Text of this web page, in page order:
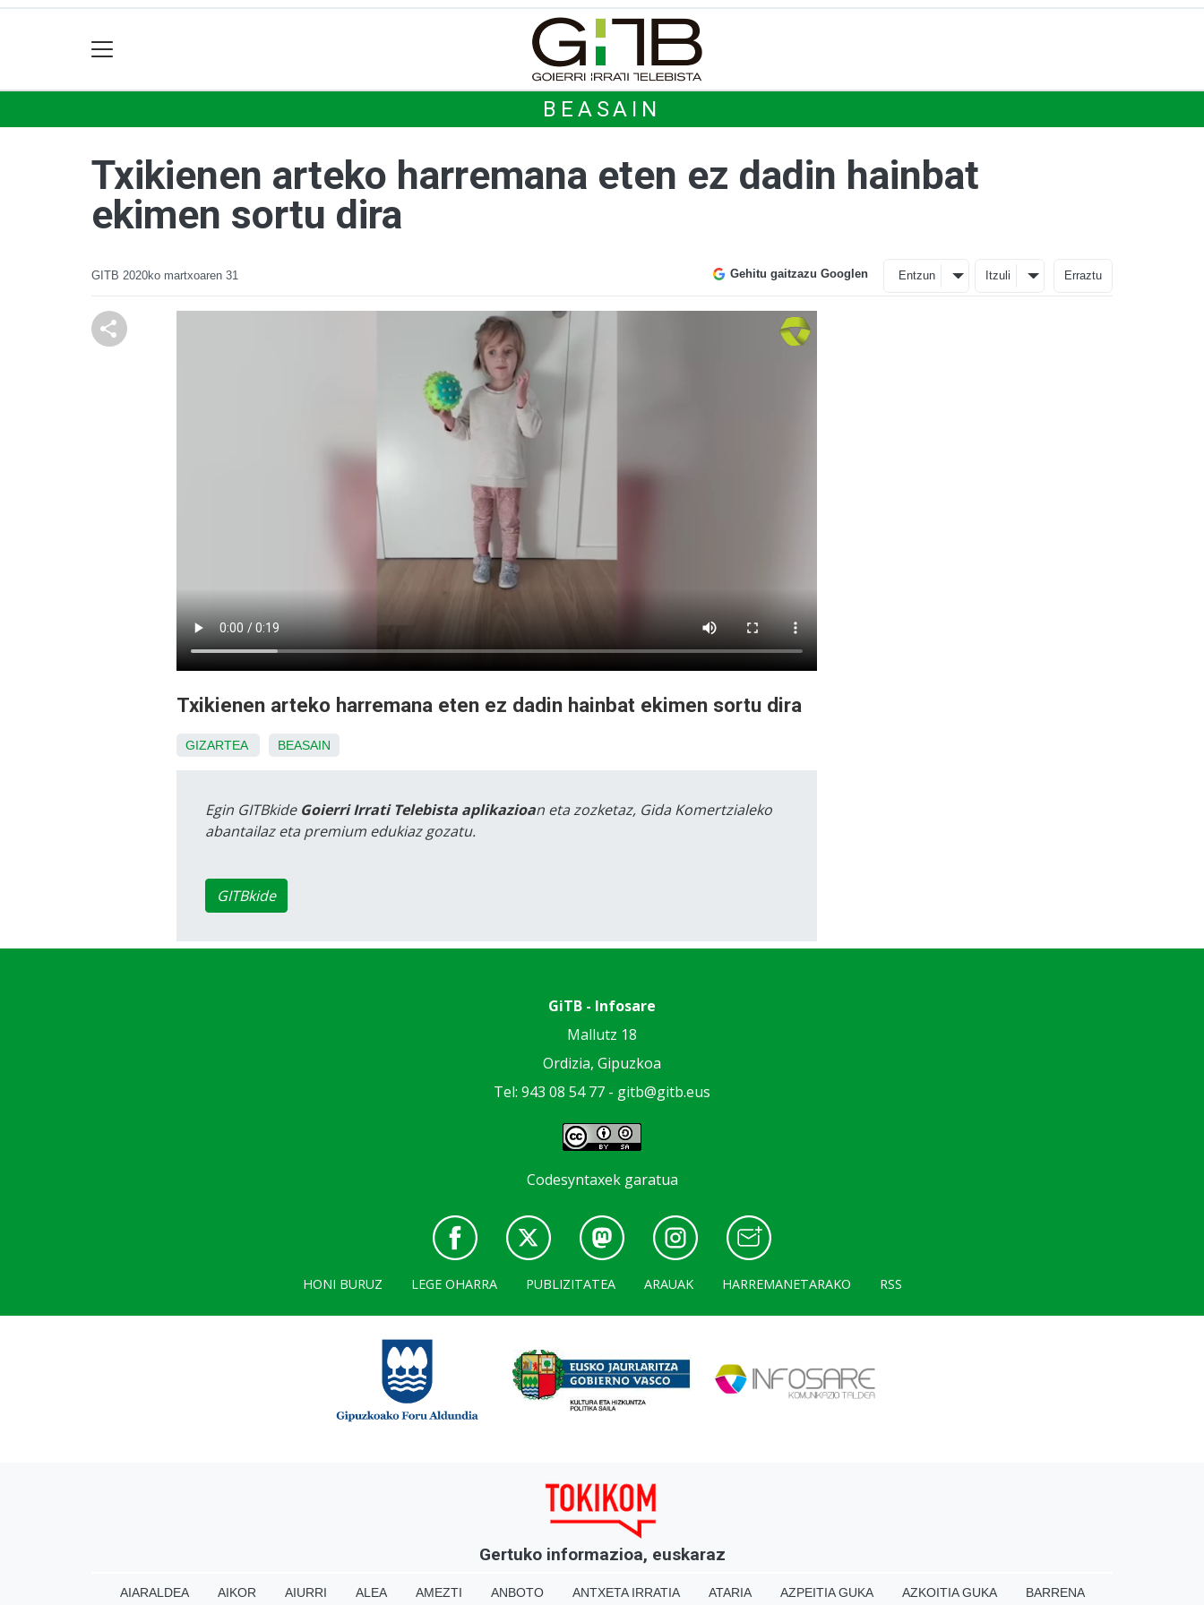
BEASAIN
Txikienen arteko harremana eten ez dadin hainbat
ekimen sortu dira
GITB 2020ko martxoaren 31 Gehitu gaitzazu Googlen Entzun Itzuli Erraztu
Txikienen arteko harremana eten ez dadin hainbat ekimen sortu dira
GIZARTEA BEASAIN
Egin GITBkide Goierri Irrati Telebista aplikazioan eta zozketaz, Gida Komertzialeko
abantailaz eta premium edukiaz gozatu.
GITBkide
GiTB - Infosare
Mallutz 18
Ordizia, Gipuzkoa
Tel: 943 08 54 77 - gitb@gitb.eus
Codesyntaxek garatua
HONI BURUZ LEGE OHARRA PUBLIZITATEA ARAUAK HARREMANETARAKO RSS
Gertuko informazioa, euskaraz
AIARALDEA AIKOR AIURRI ALEA AMEZTI ANBOTO ANTXETA IRRATIA ATARIA AZPEITIA GUKA AZKOITIA GUKA BARRENA